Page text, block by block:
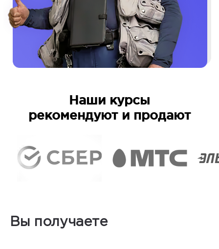
Наши курсы
рекомендуют и продают
Вы получаете